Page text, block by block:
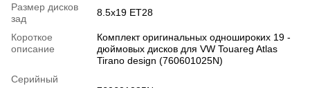
Размер дисков
зад
8.5х19 ЕТ28
Короткое
описание
Комплект оригинальных одношироких 19 -
дюймовых дисков для VW Touareg Atlas
Tirano design (760601025N)
Серийный